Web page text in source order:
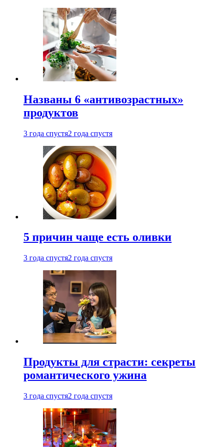
Названы 6 «антивозрастных»
продуктов
3 года спустя2 года спустя
5 причин чаще есть оливки
3 года спустя2 года спустя
Продукты для страсти: секреты
романтического ужина
3 года спустя2 года спустя